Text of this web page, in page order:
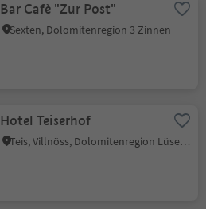
Bar Cafè "Zur Post"
Sexten, Dolomitenregion 3 Zinnen
Hotel Teiserhof
Teis, Villnöss, Dolomitenregion Lüsen Villnöss